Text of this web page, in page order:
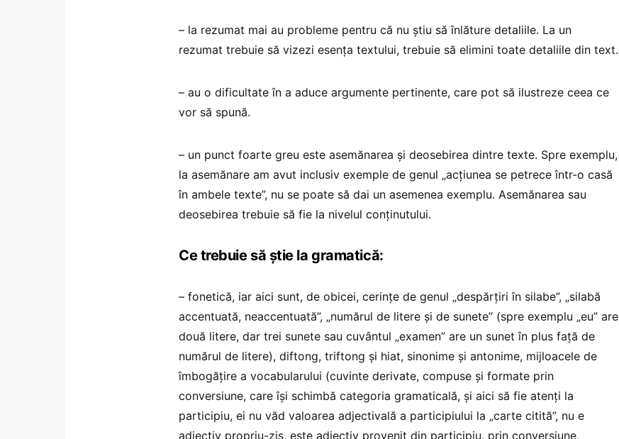
– la rezumat mai au probleme pentru că nu știu să înlăture detaliile. La un
rezumat trebuie să vizezi esența textului, trebuie să elimini toate detaliile din text.
– au o dificultate în a aduce argumente pertinente, care pot să ilustreze ceea ce
vor să spună.
– un punct foarte greu este asemănarea și deosebirea dintre texte. Spre exemplu,
la asemănare am avut inclusiv exemple de genul „acțiunea se petrece într-o casă
în ambele texte”, nu se poate să dai un asemenea exemplu. Asemănarea sau
deosebirea trebuie să fie la nivelul conținutului.
Ce trebuie să știe la gramatică:
– fonetică, iar aici sunt, de obicei, cerințe de genul „despărțiri în silabe”, „silabă
accentuată, neaccentuată”, „numărul de litere și de sunete” (spre exemplu „eu” are
două litere, dar trei sunete sau cuvântul „examen” are un sunet în plus față de
numărul de litere), diftong, triftong și hiat, sinonime și antonime, mijloacele de
îmbogățire a vocabularului (cuvinte derivate, compuse și formate prin
conversiune, care își schimbă categoria gramaticală, și aici să fie atenți la
participiu, ei nu văd valoarea adjectivală a participiului la „carte citită”, nu e
adjectiv propriu-zis, este adjectiv provenit din participiu, prin conversiune,